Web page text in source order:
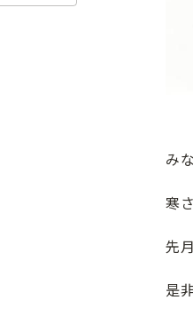
み
寒
先
是